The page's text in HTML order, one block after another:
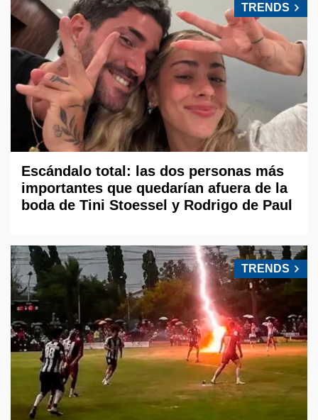
TRENDS
Escándalo total: las dos personas más
importantes que quedarían afuera de la
boda de Tini Stoessel y Rodrigo de Paul
TRENDS